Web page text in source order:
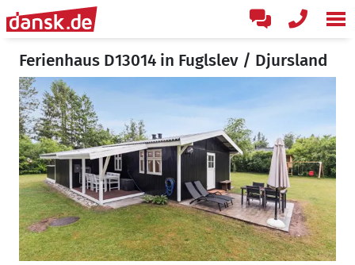
Ferienhaus D13014 in Fuglslev / Djursland